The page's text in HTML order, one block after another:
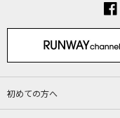
初めての方へ